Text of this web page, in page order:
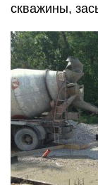
скважины,